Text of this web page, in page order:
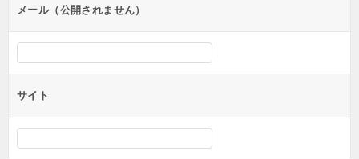
ンメール（公開されません）
サイト